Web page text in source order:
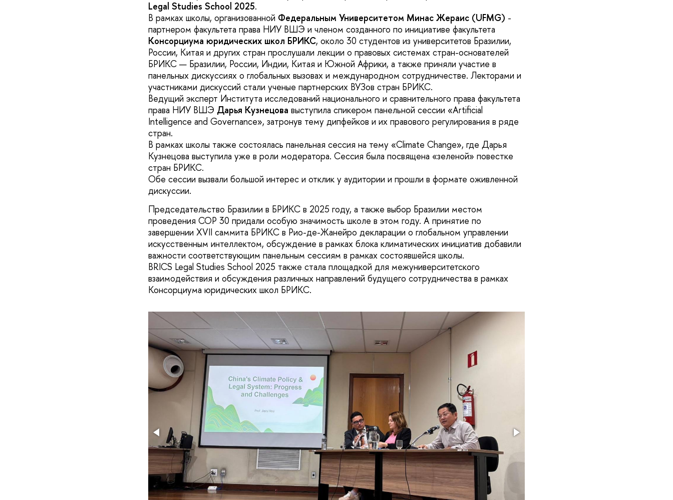
Legal Studies School 2025.
В рамках школы, организованной Федеральным Университетом Минас Жераис (UFMG) -
партнером факультета права НИУ ВШЭ и членом созданного по инициативе факультета
Консорциума юридических школ БРИКС, около 30 студентов из университетов Бразилии,
России, Китая и других стран прослушали лекции о правовых системах стран-основателей
БРИКС — Бразилии, России, Индии, Китая и Южной Африки, а также приняли участие в
панельных дискуссиях о глобальных вызовах и международном сотрудничестве. Лекторами и
участниками дискуссий стали ученые партнерских ВУЗов стран БРИКС.
Ведущий эксперт Института исследований национального и сравнительного права факультета
права НИУ ВШЭ Дарья Кузнецова выступила спикером панельной сессии «Artificial
Intelligence and Governance», затронув тему дипфейков и их правового регулирования в ряде
стран.
В рамках школы также состоялась панельная сессия на тему «Climate Change», где Дарья
Кузнецова выступила уже в роли модератора. Сессия была посвящена «зеленой» повестке
стран БРИКС.
Обе сессии вызвали большой интерес и отклик у аудитории и прошли в формате оживленной
дискуссии.
Председательство Бразилии в БРИКС в 2025 году, а также выбор Бразилии местом
проведения COP 30 придали особую значимость школе в этом году. А принятие по
завершении XVII саммита БРИКС в Рио-де-Жанейро декларации о глобальном управлении
искусственным интеллектом, обсуждение в рамках блока климатических инициатив добавили
важности соответствующим панельным сессиям в рамках состоявшейся школы.
BRICS Legal Studies School 2025 также стала площадкой для межуниверситетского
взаимодействия и обсуждения различных направлений будущего сотрудничества в рамках
Консорциума юридических школ БРИКС.